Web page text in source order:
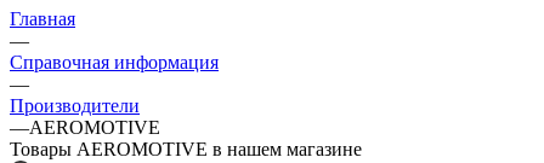
Главная
—
Справочная информация
—
Производители
—AEROMOTIVE
Товары AEROMOTIVE в нашем магазине